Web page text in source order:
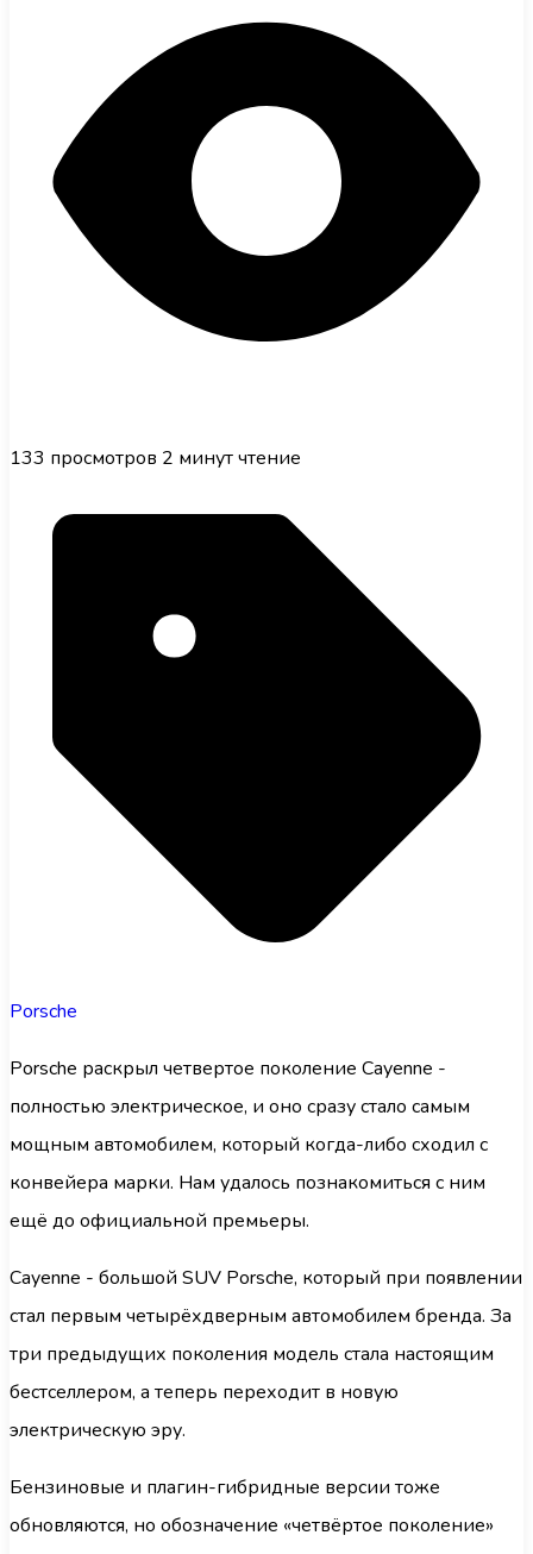
133 просмотров 2 минут чтение
Porsche
Porsche раскрыл четвертое поколение Cayenne -
полностью электрическое, и оно сразу стало самым
мощным автомобилем, который когда-либо сходил с
конвейера марки. Нам удалось познакомиться с ним
ещё до официальной премьеры.
Cayenne - большой SUV Porsche, который при появлении
стал первым четырёхдверным автомобилем бренда. За
три предыдущих поколения модель стала настоящим
бестселлером, а теперь переходит в новую
электрическую эру.
Бензиновые и плагин-гибридные версии тоже
обновляются, но обозначение «четвёртое поколение»